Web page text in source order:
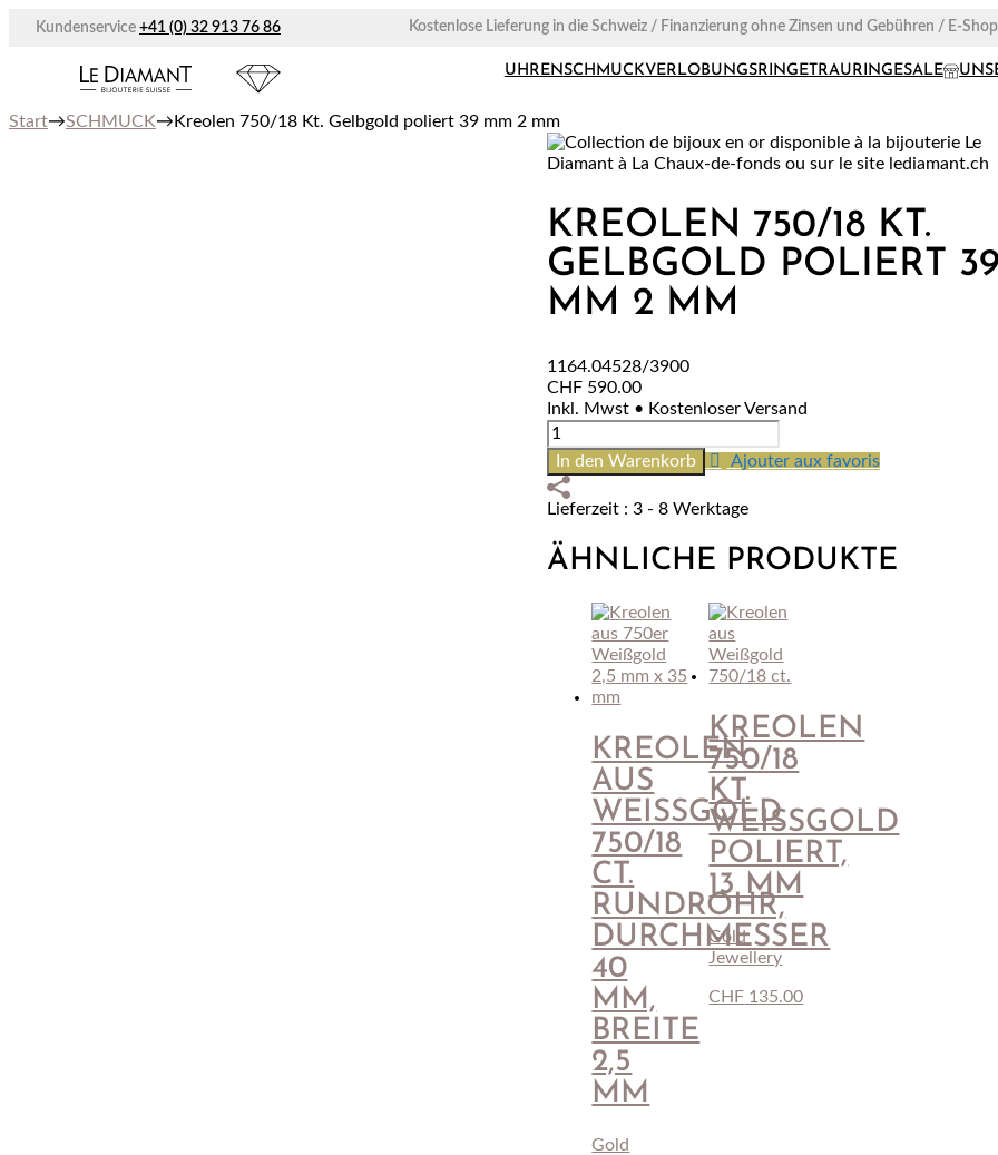
Zum
Kundenservice +41 (0) 32 913 76 86 Kostenlose Lieferung in die Schweiz / Finanzierung ohne Zinsen und Gebühren / E-
UHRENSCHMUCKVERLOBUNGSRINGETRAURINGESALE
Start→SCHMUCK→ Kreolen 750/18 Kt. Gelbgold poliert 39 mm 2 mm
KREOLEN 750/18 KT.
GELBGOLD POLIERT 39
MM 2 MM
1164.04528/3900
CHF 590.00
Inkl. Mwst • Kostenloser Versand
Kreolen
750/18
Kt.
Gelbgold
poliert
mm
Menge
In den Warenkorb Ajouter aux favoris
Lieferzeit : 3 - 8 Werktage
ÄHNLICHE PRODUKTE
KREOLEN
AUS
WEISSGOLD 7
50/18 C
T. R
UNDROHR, D
URCHMESSER 4
0 M
M, B
REITE 2
,5 M
M
Gold
KREOLEN
750/18
KT.
WEISSGOLD P
OLIERT, 1
3 MM
Gold
Jewellery
CHF 135.00